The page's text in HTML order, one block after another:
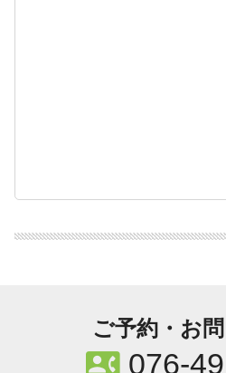
ご予約・お
contact_phone076-